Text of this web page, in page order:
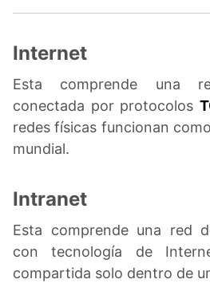
Internet
Esta comprende una
conectada por protocolos
redes físicas funcionan
mundial.
Intranet
Esta comprende una red
con tecnología de
compartida solo dentro de